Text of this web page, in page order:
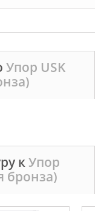
Упор USK
кУпор
бронза)